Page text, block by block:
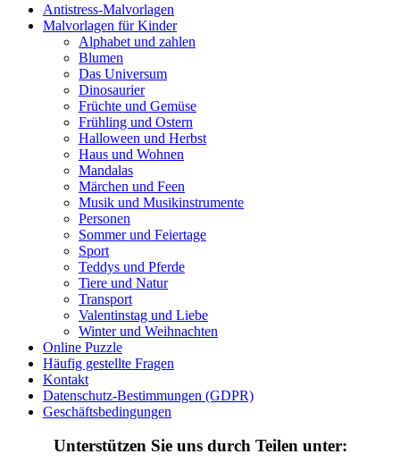
Haus und Wohnen
Märchen und Feen
Musik und Musikinstrumente
Sommer und Feiertage
Teddys und Pferde
Tiere und Natur
Valentinstag und Liebe
Winter und Weihnachten
Nezaradené
Unkategorisiert
Antistress-Malvorlagen
Malvorlagen für Kinder
Alphabet und zahlen
Blumen
Das Universum
Dinosaurier
Früchte und Gemüse
Frühling und Ostern
Halloween und Herbst
Haus und Wohnen
Mandalas
Märchen und Feen
Musik und Musikinstrumente
Personen
Sommer und Feiertage
Sport
Teddys und Pferde
Tiere und Natur
Transport
Valentinstag und Liebe
Winter und Weihnachten
Online Puzzle
Häufig gestellte Fragen
Kontakt
Datenschutz-Bestimmungen (GDPR)
Geschäftsbedingungen
Unterstützen Sie uns durch Teilen unter: